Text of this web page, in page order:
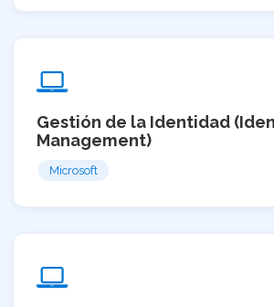
Gestión de la Identidad
Management)
Microsoft